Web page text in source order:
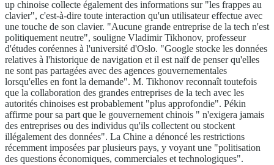
up chinoise collecte également des informations sur "les frappes au
clavier", c'est-à-dire toute interaction qu'un utilisateur effectue avec
une touche de son clavier. "Aucune grande entreprise de la tech n'est
politiquement neutre", souligne Vladimir Tikhonov, professeur
d'études coréennes à l'université d'Oslo. "Google stocke les données
relatives à l'historique de navigation et il est naïf de penser qu'elles
ne sont pas partagées avec des agences gouvernementales
lorsqu'elles en font la demande". M. Tikhonov reconnaît toutefois
que la collaboration des grandes entreprises de la tech avec les
autorités chinoises est probablement "plus approfondie". Pékin
affirme pour sa part que le gouvernement chinois " n'exigera jamais
des entreprises ou des individus qu'ils collectent ou stockent
illégalement des données". La Chine a dénoncé les restrictions
récemment imposées par plusieurs pays, y voyant une "politisation
des questions économiques, commerciales et technologiques".